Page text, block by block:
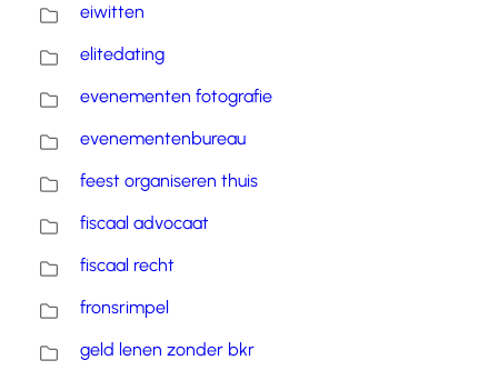
eiwitten
elitedating
evenementen fotografie
evenementenbureau
feest organiseren thuis
fiscaal advocaat
fiscaal recht
fronsrimpel
geld lenen zonder bkr